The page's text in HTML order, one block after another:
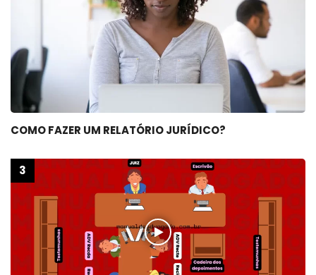
COMO FAZER UM RELATÓRIO JURÍDICO?